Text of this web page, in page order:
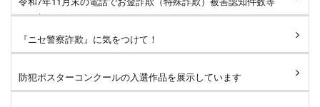
を更新しました。
『ニセ警察詐欺』に気をつけて！
防犯ポスターコンクールの入選作品を展示しています